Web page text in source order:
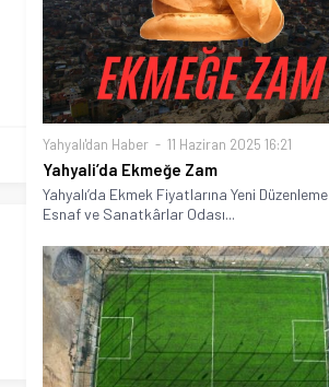
Yahyalı'dan Haber 11 Haziran 2025 16:21
Yahyali’da Ekmeğe Zam
Yahyalı’da Ekmek Fiyatlarına Yeni
Esnaf ve Sanatkârlar Odası...